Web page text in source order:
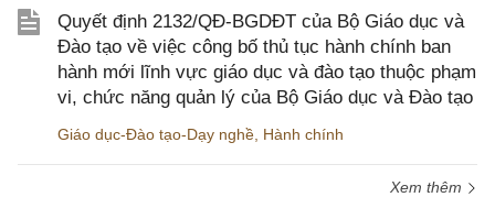
Quyết định 2132/QĐ-BGDĐT của Bộ Giáo dục và
Đào tạo về việc công bố thủ tục hành chính ban
hành mới lĩnh vực giáo dục và đào tạo thuộc phạm
vi, chức năng quản lý của Bộ Giáo dục và Đào tạo
Giáo dục-Đào tạo-Dạy nghề Hành chính
Xem thêm